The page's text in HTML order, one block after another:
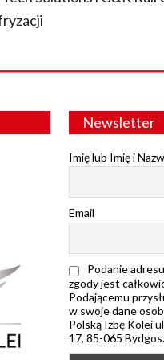
Newsletter
Imię lub Imię i
Email
Podanie
zgody jest
Podającemu
w swoje dane
Polską Izbę Kolei
17, 85-065